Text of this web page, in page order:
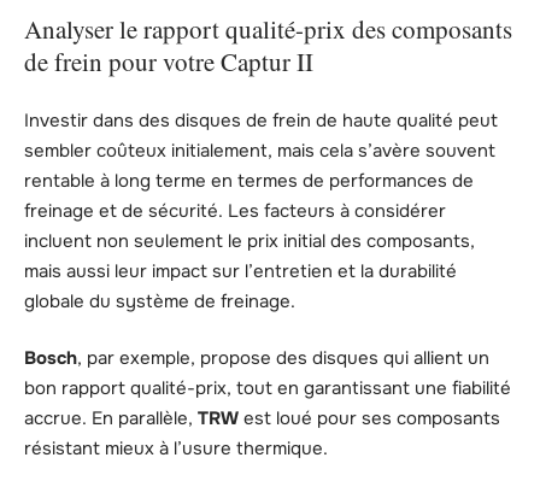
Analyser le rapport qualité-prix des composants
de frein pour votre Captur II
Investir dans des disques de frein de haute qualité peut
sembler coûteux initialement, mais cela s’avère souvent
rentable à long terme en termes de performances de
freinage et de sécurité. Les facteurs à considérer
incluent non seulement le prix initial des composants,
mais aussi leur impact sur l’entretien et la durabilité
globale du système de freinage.
Bosch, par exemple, propose des disques qui allient un
bon rapport qualité-prix, tout en garantissant une fiabilité
accrue. En parallèle, TRW est loué pour ses composants
résistant mieux à l’usure thermique.